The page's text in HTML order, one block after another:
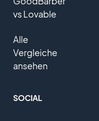
vs Lovable
Alle
Vergleiche
ansehen
SOCIAL